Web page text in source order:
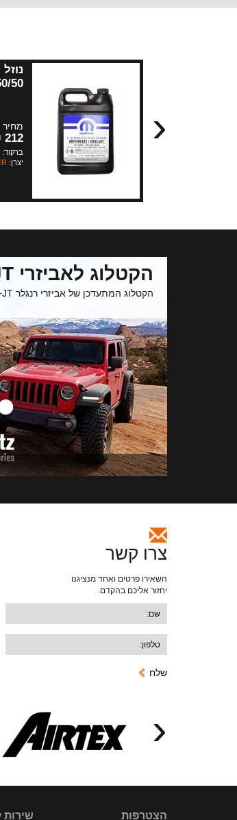
212 ₪
ברקוד: 68163849AB
יצרן:
‹
הקטלוג לאביזרי JK+JL+JT
הקטלוג המתעדכן של אביזרי רנגלר JK+JL+JT
צרו קשר
השאירו פרטים ואחד מנציגנו
יחזור אליכם בהקדם.
שלח
‹
הצטרפות שירות